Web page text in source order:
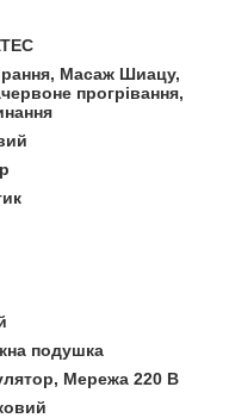
Масаж Шиацу,
прогрівання,
подушка
Мережа 220 В